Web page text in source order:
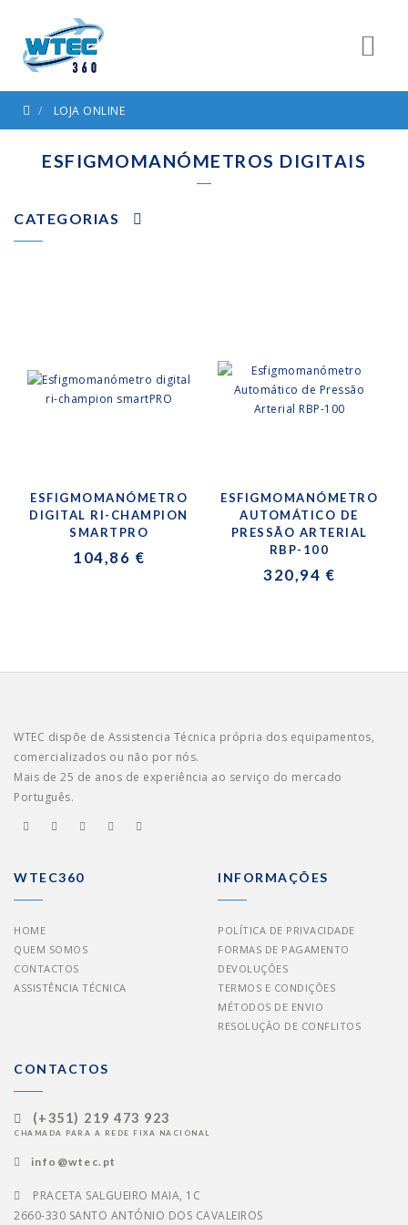
LOJA ONLINE
ESFIGMOMANÓMETROS DIGITAIS
CATEGORIAS
ESFIGMOMANÓMETRO
DIGITAL RI-CHAMPION
SMARTPRO
104,86 €
ESFIGMOMANÓMETRO
AUTOMÁTICO DE
PRESSÃO ARTERIAL
RBP-100
320,94 €
WTEC dispõe de Assistencia Técnica própria dos equipamentos,
comercializados ou não por nós.
Mais de 25 de anos de experiência ao serviço do mercado
Português.
WTEC360
HOME
QUEM SOMOS
CONTACTOS
ASSISTÊNCIA TÉCNICA
INFORMAÇÕES
POLÍTICA DE PRIVACIDADE
FORMAS DE PAGAMENTO
DEVOLUÇÕES
TERMOS E CONDIÇÕES
MÉTODOS DE ENVIO
RESOLUÇÃO DE CONFLITOS
CONTACTOS
(+351) 219 473 923
CHAMADA PARA A REDE FIXA NACIONAL
info@wtec.pt
PRACETA SALGUEIRO MAIA, 1C
2660-330 SANTO ANTÓNIO DOS CAVALEIROS